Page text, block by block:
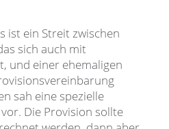
ist ein Streit zwischen
sich auch mit
und einer ehemaligen
sah eine spezielle
Die Provision sollte